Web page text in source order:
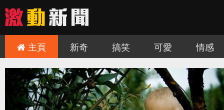
主頁 新奇 搞笑 可愛 情感